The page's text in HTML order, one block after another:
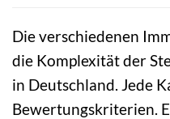
Die verschiedenen
die Komplexität der
in Deutschland. Jede
Bewertungskriterien.